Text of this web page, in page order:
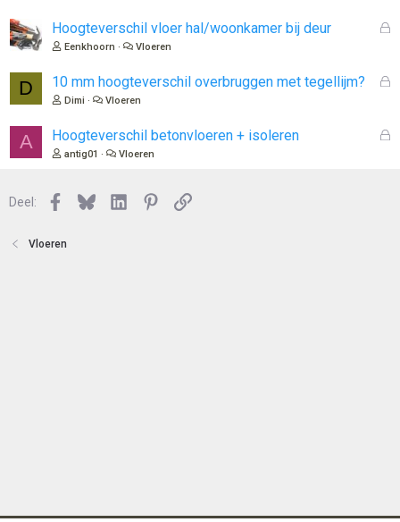
n
n
G
n
Hoogteverschil vloer hal/woonkamer bij deur
Eenkhoorn Vloeren
D
G
10 mm hoogteverschil overbruggen met tegellijm?
Dimi Vloeren
A
G
Hoogteverschil betonvloeren + isoleren
antig01 Vloeren
Deel: Facebook
BlueskyLinkedInPinterest
Link
Vloeren